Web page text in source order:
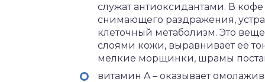
служат антиоксидантами. В
снимающего раздражения,
клеточный метаболизм. Это
слоями кожи, выравнивает её
мелкие морщинки, шрамы
витамин A – оказывает